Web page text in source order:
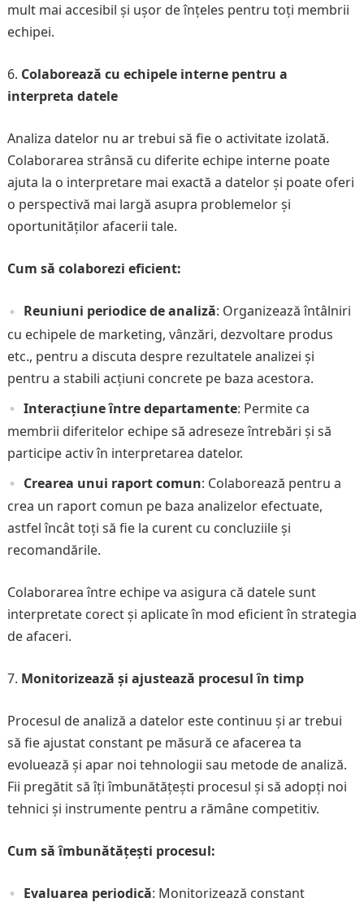
mult mai accesibil și ușor de înțeles pentru toți membrii
echipei.
Colaborează cu echipele interne pentru a
interpreta datele
Analiza datelor nu ar trebui să fie o activitate izolată.
Colaborarea strânsă cu diferite echipe interne poate
ajuta la o interpretare mai exactă a datelor și poate oferi
o perspectivă mai largă asupra problemelor și
oportunităților afacerii tale.
Cum să colaborezi eficient:
Reuniuni periodice de analiză: Organizează întâlniri
cu echipele de marketing, vânzări, dezvoltare produs
etc., pentru a discuta despre rezultatele analizei și
pentru a stabili acțiuni concrete pe baza acestora.
Interacțiune între departamente: Permite ca
membrii diferitelor echipe să adreseze întrebări și să
participe activ în interpretarea datelor.
Crearea unui raport comun: Colaborează pentru a
crea un raport comun pe baza analizelor efectuate,
astfel încât toți să fie la curent cu concluziile și
recomandările.
Colaborarea între echipe va asigura că datele sunt
interpretate corect și aplicate în mod eficient în strategia
de afaceri.
Monitorizează și ajustează procesul în timp
Procesul de analiză a datelor este continuu și ar trebui
să fie ajustat constant pe măsură ce afacerea ta
evoluează și apar noi tehnologii sau metode de analiză.
Fii pregătit să îți îmbunătățești procesul și să adopți noi
tehnici și instrumente pentru a rămâne competitiv.
Cum să îmbunătățești procesul:
Evaluarea periodică: Monitorizează constant